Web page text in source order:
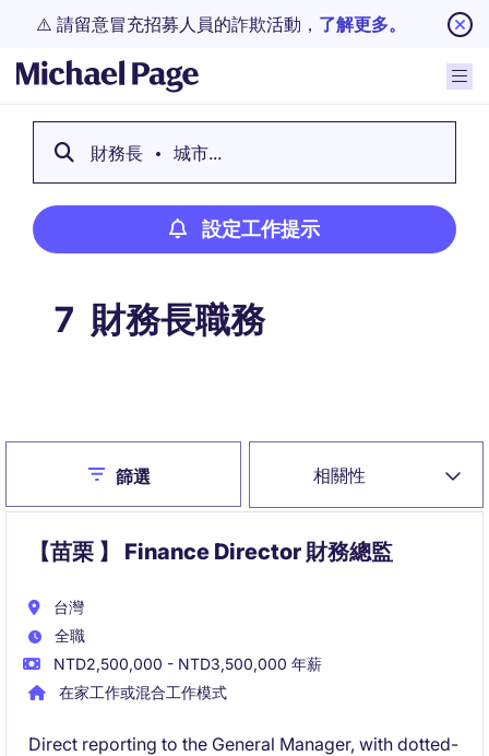
⚠️ 請留意冒充招募人員的詐欺活動， 了解更多。
財務長 城市...
設定工作提示
7 財務長職務
相關性
Close
篩選
【苗栗 】 Finance Director 財務總監
台灣
全職
NTD2,500,000 - NTD3,500,000 年薪
在家工作或混合工作模式
Direct reporting to the General Manager, with dotted-